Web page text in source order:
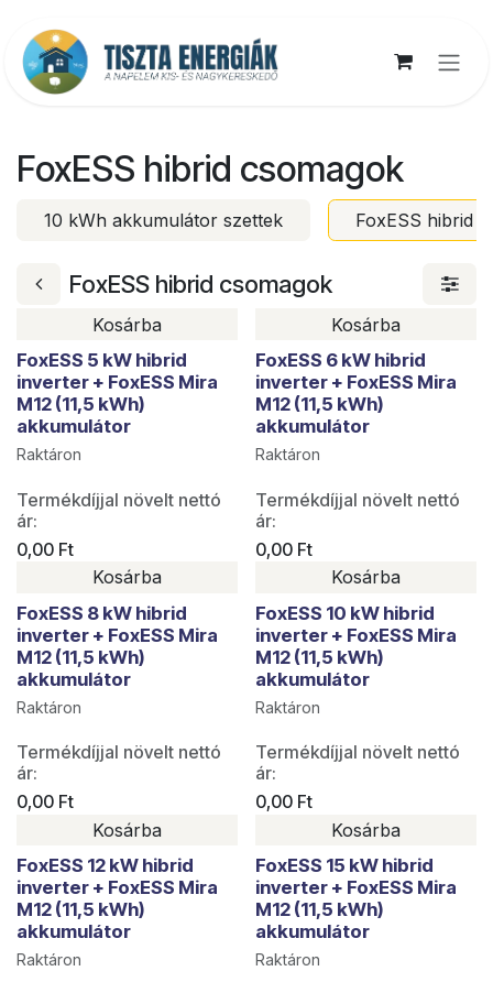
FoxESS hibrid csomagok
10 kWh akkumulátor szettek FoxESS hibrid
FoxESS hibrid csomagok
FoxESS 5 kW hibrid
inverter + FoxESS Mira
M12 (11,5 kWh)
akkumulátor
Raktáron
Kosárba
Termékdíjjal növelt nettó
ár:
0,00 Ft
FoxESS 6 kW hibrid
inverter + FoxESS Mira
M12 (11,5 kWh)
akkumulátor
Raktáron
Kosárba
Termékdíjjal növelt nettó
ár:
0,00Ft
FoxESS 8 kW hibrid
inverter + FoxESS Mira
M12 (11,5 kWh)
akkumulátor
Raktáron
Kosárba
Termékdíjjal növelt nettó
ár:
0,00 Ft
FoxESS 10 kW hibrid
inverter + FoxESS Mira
M12 (11,5 kWh)
akkumulátor
Raktáron
Kosárba
Termékdíjjal növelt nettó
ár:
0,00Ft
FoxESS 12 kW hibrid
inverter + FoxESS Mira
M12 (11,5 kWh)
akkumulátor
Raktáron
Kosárba
FoxESS 15 kW hibrid
inverter + FoxESS Mira
M12 (11,5 kWh)
akkumulátor
Raktáron
Kosárba